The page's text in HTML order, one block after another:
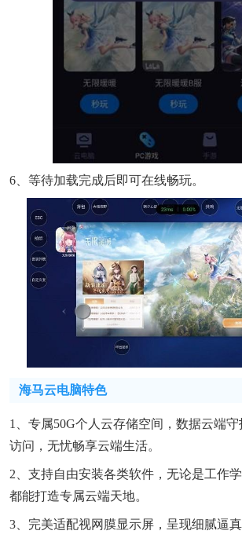
6、等待加载完成后即可在线畅玩。
海马云电脑特色
1、专属50G个人云存储空间，数据云端
访问，无忧畅享云端生活。
2、支持自由安装各类软件，无论是工作
都能打造专属云端天地。
3、完美适配视网膜显示屏，呈现细腻逼